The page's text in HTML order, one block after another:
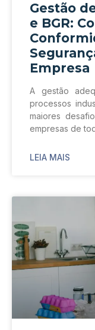
Gestão
e BGR:
Empresa
A gestão
processos
maiores
empresas de
LEIA MAIS